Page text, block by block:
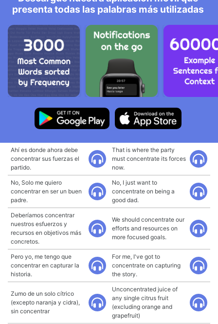
presenta todas las palabras más utilizadas
Ahí es donde ahora debe
concentrar sus fuerzas el
partido.
That is where the party
must concentrate its forces
now.
No, Solo me quiero
concentrar en ser un buen
padre.
No, I just want to
concentrate on being a
good dad.
Deberíamos concentrar
nuestros esfuerzos y
recursos en objetivos más
concretos.
We should concentrate our
efforts and resources on
more focused goals.
Pero yo, me tengo que
concentrar en capturar la
historia.
For me, I've got to
concentrate on capturing
the story.
Zumo de un solo cítrico
(excepto naranja y cidra),
sin concentrar
Unconcentrated juice of
any single citrus fruit
(excluding orange and
grapefruit)